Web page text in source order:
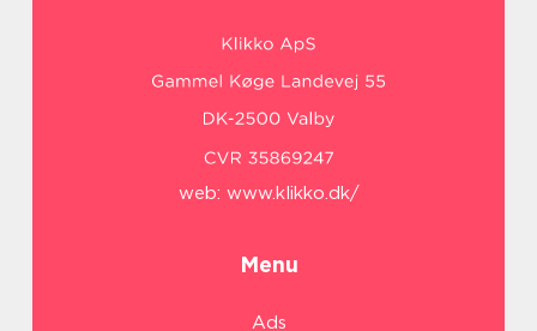
web: www.klikko.dk/
Menu
Ads